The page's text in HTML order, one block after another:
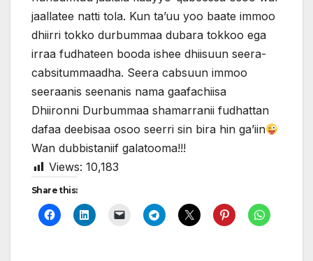
jaallatee natti tola. Kun ta’uu yoo baate immoo
dhiirri tokko durbummaa dubara tokkoo ega
irraa fudhateen booda ishee dhiisuun seera-
cabsitummaadha. Seera cabsuun immoo
seeraanis seenanis nama gaafachiisa
Dhiironni Durbummaa shamarranii fudhattan
dafaa deebisaa osoo seerri sin bira hin ga’iin
Wan dubbistaniif galatooma!!!
Views: 10,183
Share this: